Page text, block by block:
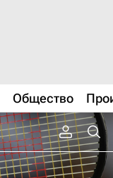
Общество